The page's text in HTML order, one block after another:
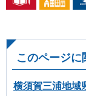
このページ
横須賀三浦地域